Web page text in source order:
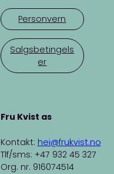
Personvern
Salgsbetingels
er
Fru Kvist as
Kontakt: hei@frukvist.no
Tlf/sms: +47 932 45 327
Org. nr. 916074514